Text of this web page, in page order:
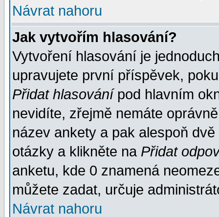
Návrat nahoru
Jak vytvořím hlasování?
Vytvoření hlasování je
upravujete první příspěvek,
Přidat hlasovánípod hlavním
nevidíte, zřejmě nemáte
název ankety a pak alespoň
otázky a klikněte na Přidat
anketu, kde 0 znamená
můžete zadat, určuje
Návrat nahoru